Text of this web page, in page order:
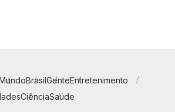
BrasilGenteEntretenimento
CiênciaSaúde